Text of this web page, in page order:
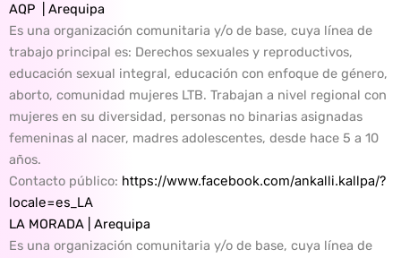
AQP | Arequipa
Es una organización comunitaria y/o de base, cuya línea de
trabajo principal es: Derechos sexuales y reproductivos,
educación sexual integral, educación con enfoque de género,
aborto, comunidad mujeres LTB. Trabajan a nivel regional con
mujeres en su diversidad, personas no binarias asignadas
femeninas al nacer, madres adolescentes, desde hace 5 a 10
años.
Contacto público: https://www.facebook.com/ankalli.kallpa/?
locale=es_LA
LA MORADA | Arequipa
Es una organización comunitaria y/o de base, cuya línea de